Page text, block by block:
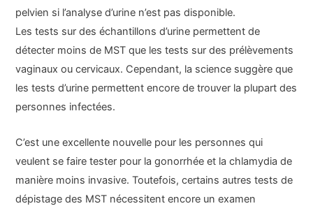
pelvien si l’analyse d’urine n’est pas disponible.
Les tests sur des échantillons d’urine permettent de
détecter moins de MST que les tests sur des prélèvements
vaginaux ou cervicaux. Cependant, la science suggère que
les tests d’urine permettent encore de trouver la plupart des
personnes infectées.
C’est une excellente nouvelle pour les personnes qui
veulent se faire tester pour la gonorrhée et la chlamydia de
manière moins invasive. Toutefois, certains autres tests de
dépistage des MST nécessitent encore un examen